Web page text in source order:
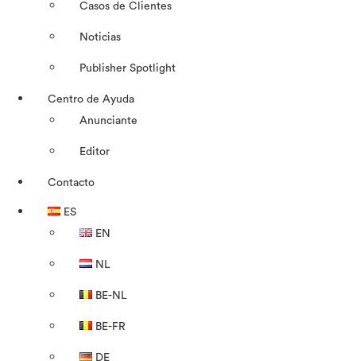
Casos de Clientes
Noticias
Publisher Spotlight
Centro de Ayuda
Anunciante
Editor
Contacto
ES
EN
NL
BE-NL
BE-FR
DE